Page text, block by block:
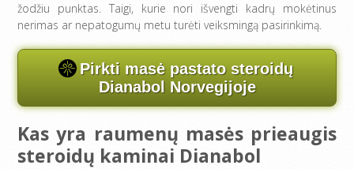
žodžiu punktas. Taigi, kurie nori išvengti kadrų mokėtinus
nerimas ar nepatogumų metu turėti veiksmingą pasirinkimą.
Pirkti masė pastato steroidų
Dianabol Norvegijoje
Kas yra raumenų masės prieaugis
steroidų kaminai Dianabol